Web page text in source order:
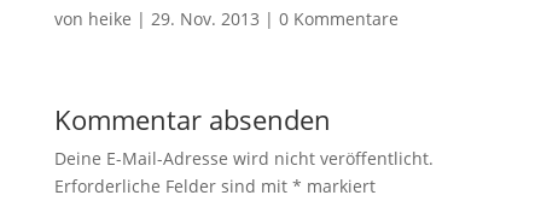
von heike | 29. Nov. 2013 | 0 Kommentare
Kommentar absenden
Deine E-Mail-Adresse wird nicht veröffentlicht.
Erforderliche Felder sind mit * markiert